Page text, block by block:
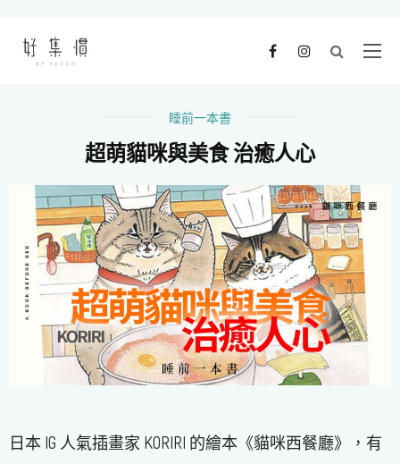
睡前一本書
超萌貓咪與美食 治癒人心
日本 IG 人氣插畫家 KORIRI 的繪本《貓咪西餐廳》，有